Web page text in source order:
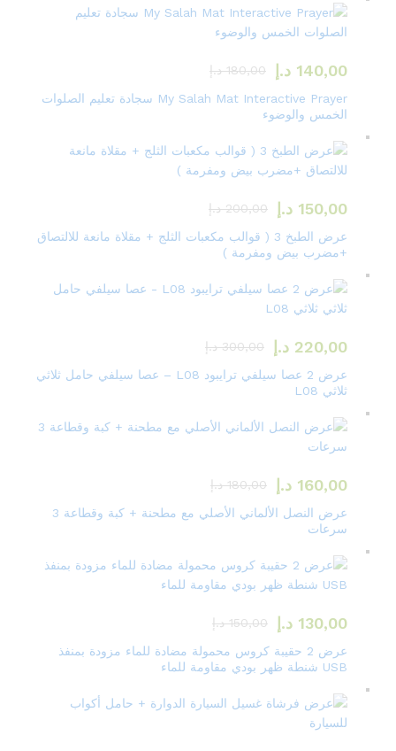
140,00 د.إ 180,00 د.إ
My Salah Mat Interactive Prayer سجادة تعليم الصلوات
الخمس والوضوء
150,00 د.إ 200,00 د.إ
عرض الطبخ 3 ( قوالب مكعبات الثلج + مقلاة مانعة للالتصاق
+مضرب بيض ومفرمة )
220,00 د.إ 300,00 د.إ
عرض 2 عصا سيلفي ترايبود L08 – عصا سيلفي حامل ثلاثي
ثلاثي L08
160,00 د.إ 180,00 د.إ
عرض النصل الألماني الأصلي مع مطحنة + كبة وقطاعة 3
سرعات
130,00 د.إ 150,00 د.إ
عرض 2 حقيبة كروس محمولة مضادة للماء مزودة بمنفذ
USB شنطة ظهر بودي مقاومة للماء